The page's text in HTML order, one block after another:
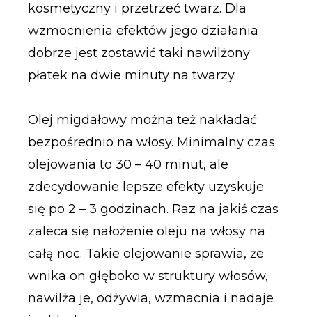
kosmetyczny i przetrzeć twarz. Dla
wzmocnienia efektów jego działania
dobrze jest zostawić taki nawilżony
płatek na dwie minuty na twarzy.
Olej migdałowy można też nakładać
bezpośrednio na włosy. Minimalny czas
olejowania to 30 – 40 minut, ale
zdecydowanie lepsze efekty uzyskuje
się po 2 – 3 godzinach. Raz na jakiś czas
zaleca się nałożenie oleju na włosy na
całą noc. Takie olejowanie sprawia, że
wnika on głęboko w struktury włosów,
nawilża je, odżywia, wzmacnia i nadaje